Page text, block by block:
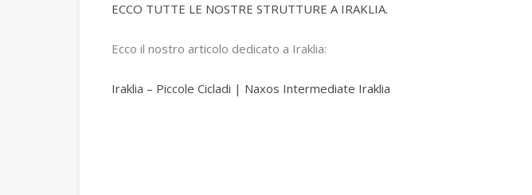
ECCO TUTTE LE NOSTRE STRUTTURE A IRAKLIA.
Ecco il nostro articolo dedicato a Iraklia:
Iraklia – Piccole Cicladi | Naxos Intermediate Iraklia